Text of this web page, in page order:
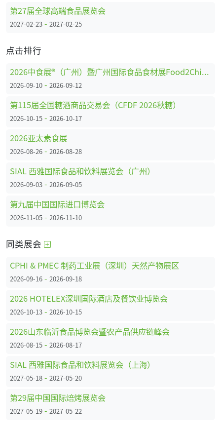
第27届全球高端食品展览会
2027-02-23 - 2027-02-25
点击排行
2026中食展®（广州）暨广州国际食品食材展Food2China Expo
2026-09-10 - 2026-09-12
第115届全国糖酒商品交易会（CFDF 2026秋糖）
2026-10-15 - 2026-10-17
2026亚太素食展
2026-08-26 - 2026-08-28
SIAL 西雅国际食品和饮料展览会（广州）
2026-09-03 - 2026-09-05
第九届中国国际进口博览会
2026-11-05 - 2026-11-10
同类展会
CPHI & PMEC 制药工业展（深圳）天然产物展区
2026-09-16 - 2026-09-18
2026 HOTELEX深圳国际酒店及餐饮业博览会
2026-10-13 - 2026-10-15
2026山东临沂食品博览会暨农产品供应链峰会
2026-08-15 - 2026-08-17
SIAL 西雅国际食品和饮料展览会（上海）
2027-05-18 - 2027-05-20
第29届中国国际焙烤展览会
2027-05-19 - 2027-05-22